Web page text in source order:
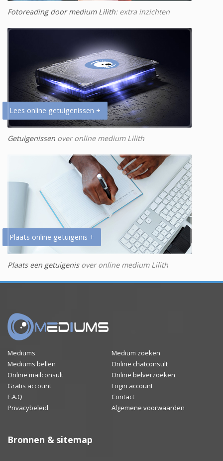
Fotoreading door medium Lilith: extra inzichten
Lees online getuigenissen +
Getuigenissen over online medium Lilith
Plaats online getuigenis +
Plaats een getuigenisover online medium Lilith
Mediums
Medium zoeken
Mediums bellen
Online chatconsult
Online mailconsult
Online belverzoeken
Gratis account
Login account
F.A.Q
Contact
Privacybeleid
Algemene voorwaarden
Bronnen & sitemap